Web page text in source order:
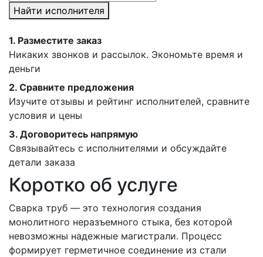
Найти исполнителя
1. Разместите заказ
Никаких звонков и рассылок. Экономьте время и
деньги
2. Сравните предложения
Изучите отзывы и рейтинг исполнителей, сравните
условия и цены
3. Договоритесь напрямую
Связывайтесь с исполнителями и обсуждайте
детали заказа
Коротко об услуге
Сварка труб — это технология создания
монолитного неразъемного стыка, без которой
невозможны надежные магистрали. Процесс
формирует герметичное соединение из стали